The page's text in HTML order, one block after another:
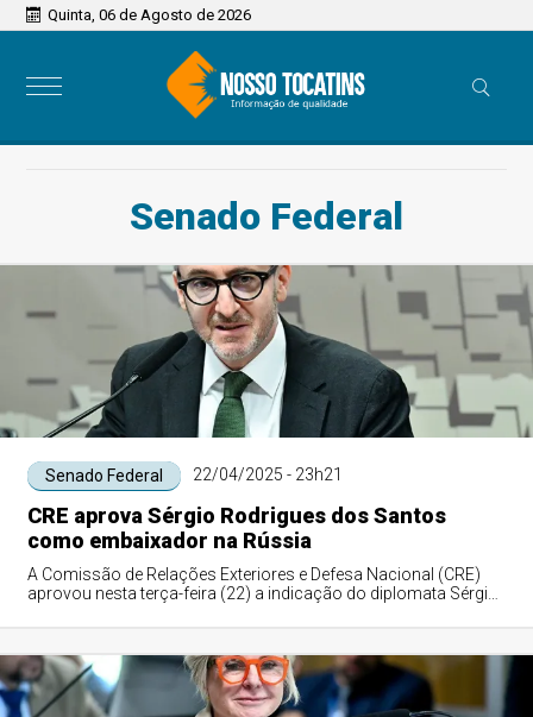
Quinta, 06 de Agosto de 2026
Senado Federal
Senado Federal 22/04/2025 - 23h21
CRE aprova Sérgio Rodrigues dos Santos
como embaixador na Rússia
A Comissão de Relações Exteriores e Defesa Nacional (CRE)
aprovou nesta terça-feira (22) a indicação do diplomata Sérgio